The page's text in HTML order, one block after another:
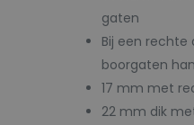
gaten
Bij een rechte
boorgaten
17 mm met
22 mm dik